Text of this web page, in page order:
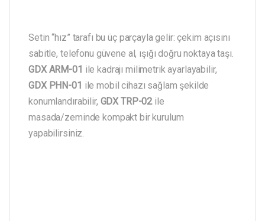
Setin “hız” tarafı bu üç parçayla gelir: çekim açısını
sabitle, telefonu güvene al, ışığı doğru noktaya taşı.
GDX ARM-01 ile kadrajı milimetrik ayarlayabilir,
GDX PHN-01 ile mobil cihazı sağlam şekilde
konumlandırabilir, GDX TRP-02ile
masada/zeminde kompakt bir kurulum
yapabilirsiniz.